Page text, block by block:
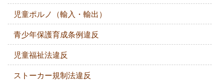
児童ポルノ（輸入・輸出）
青少年保護育成条例違反
児童福祉法違反
ストーカー規制法違反